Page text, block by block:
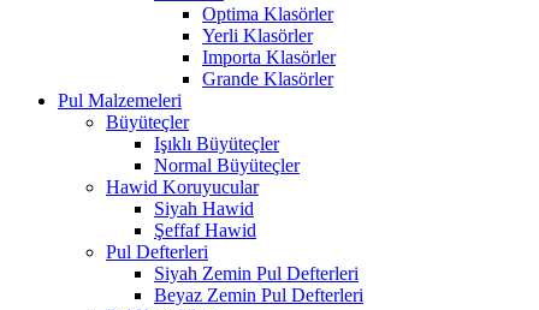
Optima Klasörler
Yerli Klasörler
Importa Klasörler
Grande Klasörler
Pul Malzemeleri
Büyüteçler
Işıklı Büyüteçler
Normal Büyüteçler
Hawid Koruyucular
Siyah Hawid
Şeffaf Hawid
Pul Defterleri
Siyah Zemin Pul Defterleri
Beyaz Zemin Pul Defterleri